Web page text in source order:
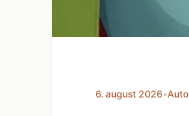
6. august 2026•